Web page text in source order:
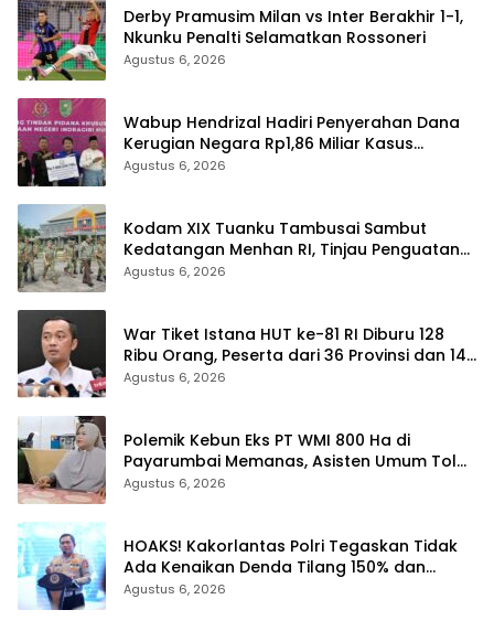
Derby Pramusim Milan vs Inter Berakhir 1-1,
Nkunku Penalti Selamatkan Rossoneri
Agustus 6, 2026
Wabup Hendrizal Hadiri Penyerahan Dana
Kerugian Negara Rp1,86 Miliar Kasus
Korupsi BPR Indra Arta
Agustus 6, 2026
Kodam XIX Tuanku Tambusai Sambut
Kedatangan Menhan RI, Tinjau Penguatan
Yonif TP di Bengkalis dan Kampar
Agustus 6, 2026
War Tiket Istana HUT ke-81 RI Diburu 128
Ribu Orang, Peserta dari 36 Provinsi dan 14
Negara
Agustus 6, 2026
Polemik Kebun Eks PT WMI 800 Ha di
Payarumbai Memanas, Asisten Umum Tolak
Dikelola Agrinas dan Tantang Presiden
Agustus 6, 2026
HOAKS! Kakorlantas Polri Tegaskan Tidak
Ada Kenaikan Denda Tilang 150% dan
Tilang Manual Menyeluruh
Agustus 6, 2026